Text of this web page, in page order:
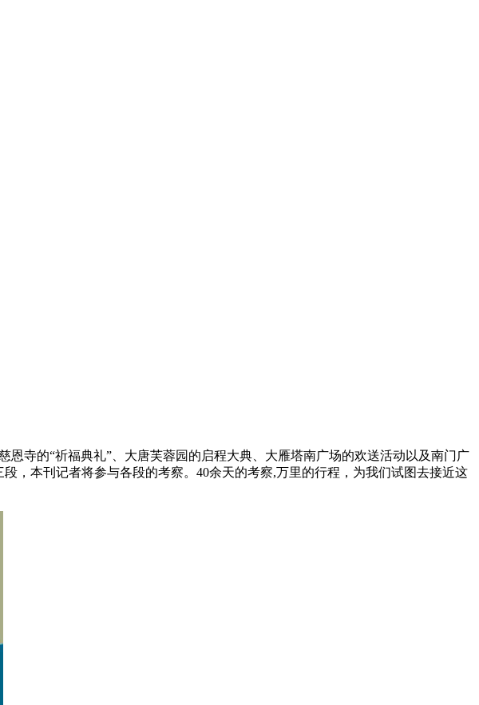
寺的“祈福典礼”、大唐芙蓉园的启程大典、大雁塔南广场的欢送活动以及南门广
，本刊记者将参与各段的考察。40余天的考察,万里的行程，为我们试图去接近这